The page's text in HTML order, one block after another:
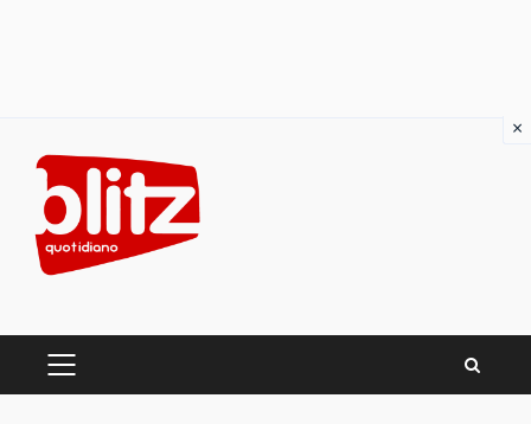
content
PRIMARY
×